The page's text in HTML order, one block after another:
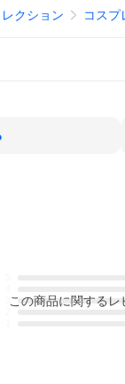
クション
コスプ
この商品に関するレ